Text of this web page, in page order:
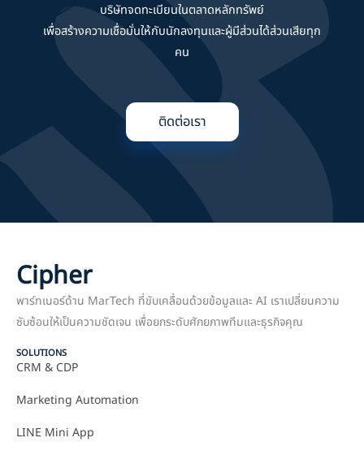
บริษัทจดทะเบียนในตลาดหลักทรัพย์
เพื่อสร้างความเชื่อมั่นให้กับนักลงทุนและผู้มีส่วนได้ส่วนเสียทุก
คน
ติดต่อเรา
Cipher
พาร์ทเนอร์ด้าน MarTech ที่ขับเคลื่อนด้วยข้อมูลและ AI เราเปลี่ยนความ
ซับซ้อนให้เป็นความชัดเจน เพื่อยกระดับศักยภาพทีมและธุรกิจคุณ
SOLUTIONS
CRM & CDP
Marketing Automation
LINE Mini App